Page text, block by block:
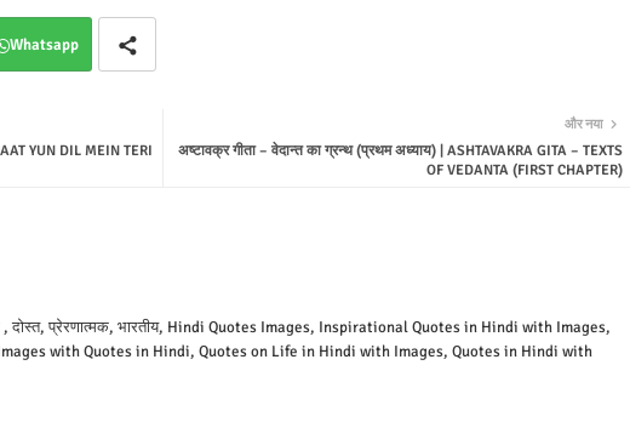
Whatsapp
और नया
अष्टावक्र गीता‎ – वेदान्त का ग्रन्थ (प्रथम अध्याय) | ‎ASHTAVAKRA GITA – TEXTS
OF VEDANTA (FIRST CHAPTER)
YUN DIL MEIN TERI
, दोस्त, प्रेरणात्मक, भारतीय, Hindi Quotes Images, Inspirational Quotes in Hindi with Images,
with Quotes in Hindi, Quotes on Life in Hindi with Images, Quotes in Hindi with